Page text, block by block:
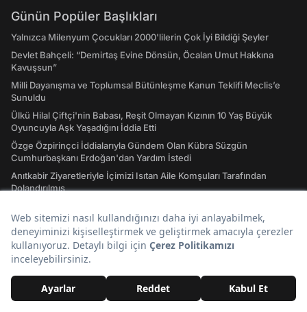
Günün Popüler Başlıkları
Yalnızca Milenyum Çocukları 2000'lilerin Çok İyi Bildiği Şeyler
Devlet Bahçeli: “Demirtaş Evine Dönsün, Öcalan Umut Hakkına
Kavuşsun”
Milli Dayanışma ve Toplumsal Bütünleşme Kanun Teklifi Meclis’e
Sunuldu
Ülkü Hilal Çiftçi'nin Babası, Reşit Olmayan Kızının 10 Yaş Büyük
Oyuncuyla Aşk Yaşadığını İddia Etti
Özge Özpirinçci İddialarıyla Gündem Olan Kübra Süzgün
Cumhurbaşkanı Erdoğan'dan Yardım İstedi
Anıtkabir Ziyaretleriyle İçimizi Isıtan Aile Komşuları Tarafından
Dolandırılmış
Hızlı Erişim
Hava Durumu
Son Depremler Listesi
Evlilik Yıl Dönümü Sözleri! En Özel Romantik, Duygusal ve Resimli
Evlilik Yıl dönümü Mesajları